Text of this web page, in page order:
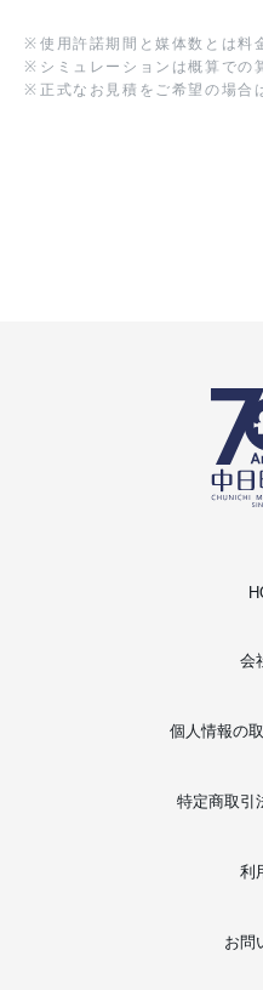
※ 使用許諾期間と媒体数とは料
※ シミュレーションは概算での
※ 正式なお見積をご希望の場合
会
個人情報の
特定商取引
利
お問